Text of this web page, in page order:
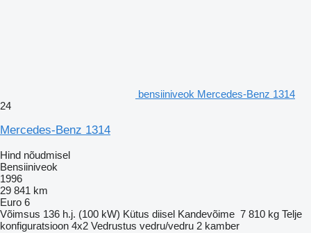
bensiiniveok Mercedes-Benz 1314
24
Mercedes-Benz 1314
Hind nõudmisel
Bensiiniveok
1996
29 841 km
Euro 6
Võimsus 136 h.j. (100 kW) Kütus diisel Kandevõime 7 810 kg Telje
konfiguratsioon 4x2 Vedrustus vedru/vedru 2 kamber